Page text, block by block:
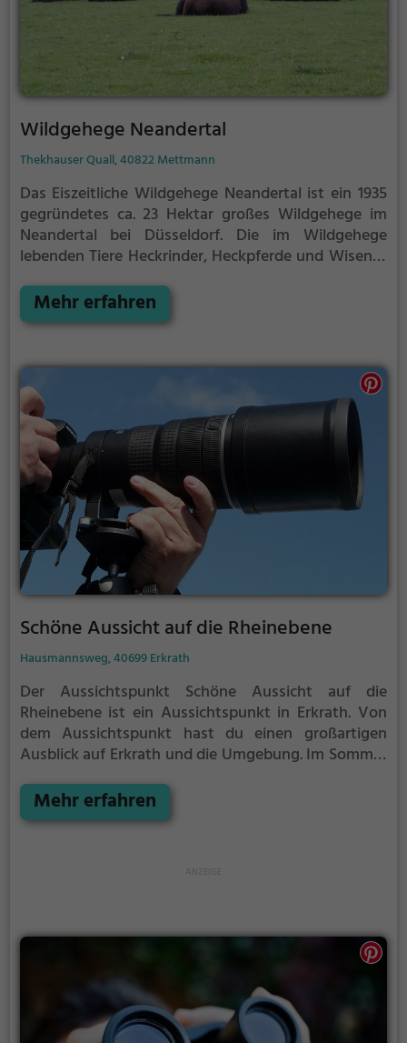
Wildgehege Neandertal
Thekhauser Quall, 40822 Mettmann
Das Eiszeitliche Wildgehege Neandertal ist ein 1935
gegründetes ca. 23 Hektar großes Wildgehege im
Neandertal bei Düsseldorf. Die im Wildgehege
lebenden Tiere Heckrinder, Heckpferde und Wisente
Zur Zeit des Neandertalers gab es hier ebenfalls
Wisente, sowie die in historischer Zeit
den Urmenschen als Jagdbeute dienten. Bei den
Heckrindern und -pferden handelt es sich um
Abbildzüchtungen, die in Aussehen und Verhalten
den Auerochsen und Wildpferden nahekommen
sollen. Diese werden auf den Hinweistafeln
irreführenderweise mit der Wildform gleichgesetzt.
Mehr erfahren
Schöne Aussicht auf die Rheinebene
Hausmannsweg, 40699 Erkrath
Der Aussichtspunkt Schöne Aussicht auf die
Rheinebene ist ein Aussichtspunkt in Erkrath. Von
dem Aussichtspunkt hast du einen großartigen
Ausblick auf Erkrath und die Umgebung.Im Sommer
Rheinebene ein schönes Ausflugsziel für
Familienausflüge, Wanderungen oder zum
Mehr erfahren